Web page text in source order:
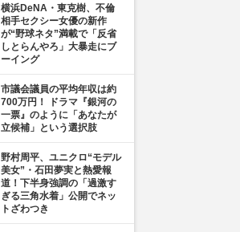
横浜DeNA・東克樹、不倫
相手セクシー女優の新作
が“野球ネタ”満載で「反省
しとらんやろ」大暴走にブ
ーイング
市議会議員の平均年収は約
700万円！ ドラマ『銀河の
一票』のように「あなたが
立候補」という選択肢
野村周平、ユニクロ“モデル
美女”・石田夢実と熱愛報
道！下半身強調の「過激す
ぎる三角水着」公開でネッ
トざわつき